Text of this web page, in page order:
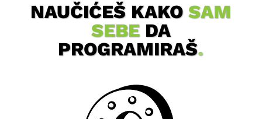
NAUČIĆEŠ KAKOSAM
SEBEDA
PROGRAMIRAŠ.